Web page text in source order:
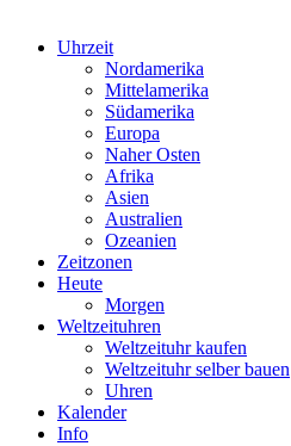
Uhrzeit
Nordamerika
Mittelamerika
Südamerika
Europa
Naher Osten
Afrika
Asien
Australien
Ozeanien
Zeitzonen
Heute
Morgen
Weltzeituhren
Weltzeituhr kaufen
Weltzeituhr selber bauen
Uhren
Kalender
Info